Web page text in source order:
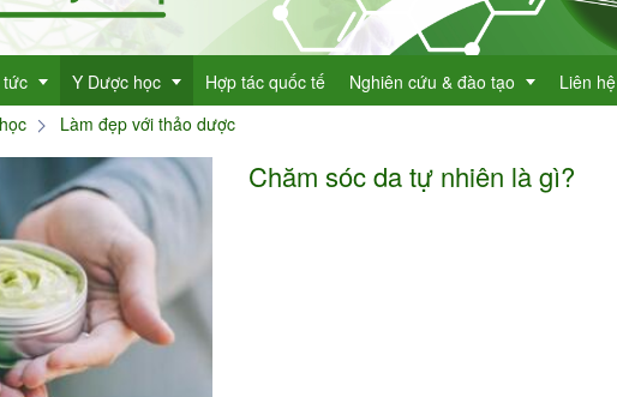
tức tổng hợp
tức trong ngành
Y Dược học
Thông tin y học
Cây thuốc quý
Danh lục cây thuốc Việt Nam
Làm đẹp với thảo dược
Bài thuốc hay
Hợp tác quốc tế Nghiên cứu & đào tạo
Dự án KHCN
Liên hệ
Làm đẹp với thảo dược
Chăm sóc da tự nhiên là gì?